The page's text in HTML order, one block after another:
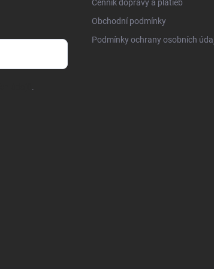
.
Cenník dopravy a platieb
Obchodní podmínky
Podmínky ochrany osobních